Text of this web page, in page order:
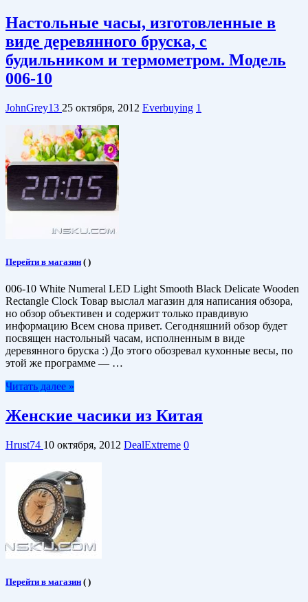
Настольные часы, изготовленные в
виде деревянного бруска, с
будильником и термометром. Модель
006-10
JohnGrey13 25 октября, 2012 Everbuying 1
Перейти в магазин ( )
006-10 White Numeral LED Light Smooth Black Delicate Wooden
Rectangle Clock Товар выслал магазин для написания обзора,
но обзор объективен и содержит только правдивую
информацию Всем снова привет. Сегодняшний обзор будет
посвящен настольный часам, исполненным в виде
деревянного бруска :) До этого обозревал кухонные весы, по
этой же программе — …
Читать далее »
Женские часики из Китая
Hrust74 10 октября, 2012 DealExtreme 0
Перейти в магазин ( )